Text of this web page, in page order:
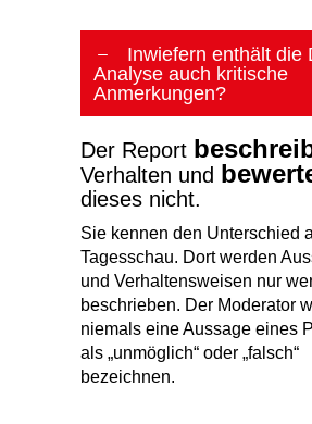
Inwiefern enthält die
Analyse auch kritische
Anmerkungen?
Der Report
Verhalten und
dieses nicht.
Sie kennen den Unterschied
Tagesschau. Dort werden
und Verhaltensweisen nur
beschrieben. Der Moderator
niemals eine Aussage eines
als „unmöglich“ oder „falsch“
bezeichnen.